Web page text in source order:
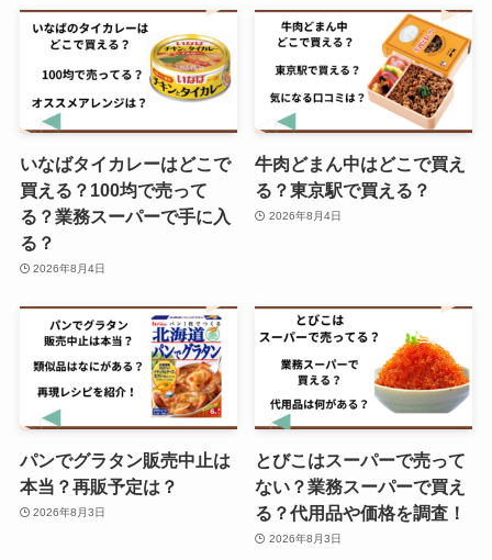
いなばタイカレーはどこで
買える？100均で売って
る？業務スーパーで手に入
る？
2026年8月4日
牛肉どまん中はどこで買え
る？東京駅で買える？
2026年8月4日
パンでグラタン販売中止は
本当？再販予定は？
2026年8月3日
とびこはスーパーで売って
ない？業務スーパーで買え
る？代用品や価格を調査！
2026年8月3日